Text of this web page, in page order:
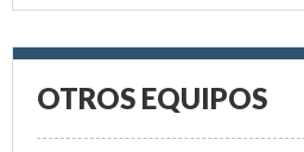
OTROS EQUIPOS